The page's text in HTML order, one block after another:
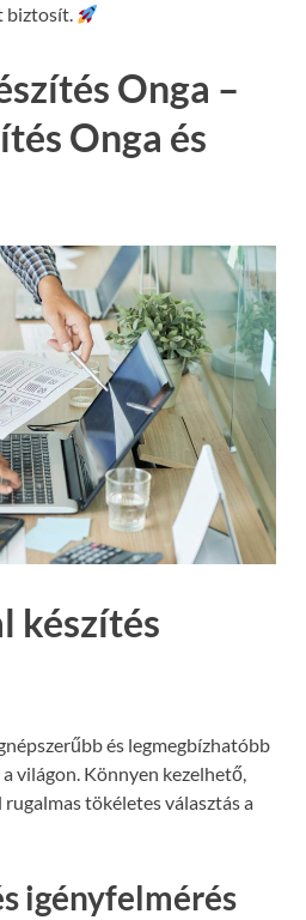
biztosít.
Onga –
Onga és
készítés
és legmegbízhatóbb
világon. Könnyen kezelhető,
tökéletes választás a
igényfelmérés